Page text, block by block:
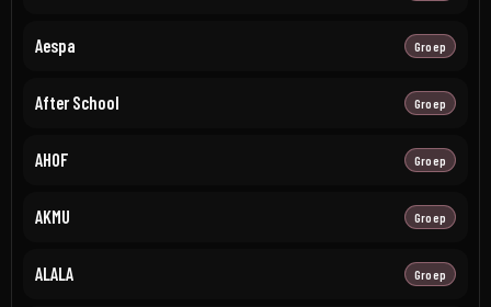
Aespa Groep
After School Groep
AHOF Groep
AKMU Groep
ALALA Groep